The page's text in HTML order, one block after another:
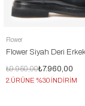
Flower
₺7.960,00
₺9.950,00
2.ÜRÜNE %30 İNDİRİM